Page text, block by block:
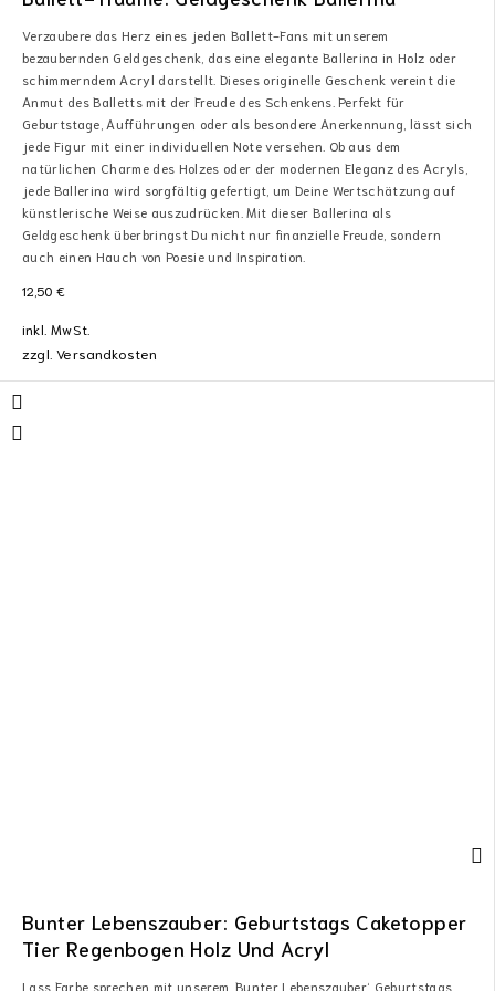
Verzaubere das Herz eines jeden Ballett-Fans mit unserem
bezaubernden Geldgeschenk, das eine elegante Ballerina in Holz oder
schimmerndem Acryl darstellt. Dieses originelle Geschenk vereint die
Anmut des Balletts mit der Freude des Schenkens. Perfekt für
Geburtstage, Aufführungen oder als besondere Anerkennung, lässt sich
jede Figur mit einer individuellen Note versehen. Ob aus dem
natürlichen Charme des Holzes oder der modernen Eleganz des Acryls,
jede Ballerina wird sorgfältig gefertigt, um Deine Wertschätzung auf
künstlerische Weise auszudrücken. Mit dieser Ballerina als
Geldgeschenk überbringst Du nicht nur finanzielle Freude, sondern
auch einen Hauch von Poesie und Inspiration.
12,50 €
inkl. MwSt.
zzgl.Versandkosten
Bunter Lebenszauber: Geburtstags Caketopper
Tier Regenbogen Holz Und Acryl
Lass Farbe sprechen mit unserem ‚Bunter Lebenszauber‘ Geburtstags